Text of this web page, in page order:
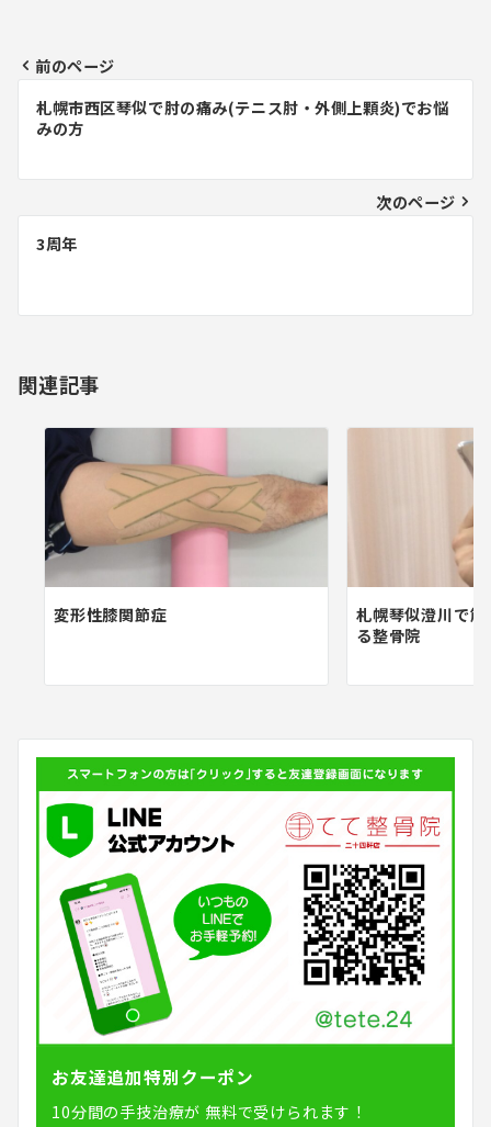
投
稿
ナ
ビ
ゲ
シ
ン
前のページ
札幌市西区琴似で肘の痛み(テニス肘・外側上顆炎)でお悩
みの方
次のページ
3周年
関連記事
変形性膝関節症
札幌琴似澄川で
る整骨院
お友達追加特別クーポン
10分間の手技治療が 無料で受けられます！